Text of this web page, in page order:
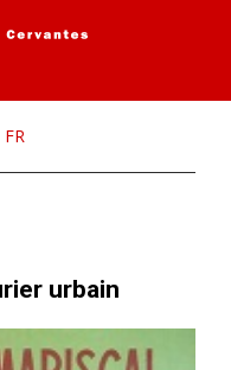
FR
urbain